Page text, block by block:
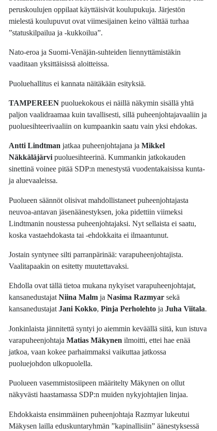
peruskoulujen oppilaat käyttäisivät koulupukuja. Järjestön
mielestä koulupuvut ovat viimesijainen keino välttää turhaa
”statuskilpailua ja -kukkoilua”.
Nato-eroa ja Suomi-Venäjän-suhteiden liennyttämistäkin
vaaditaan yksittäisissä aloitteissa.
Puoluehallitus ei kannata näitäkään esityksiä.
TAMPEREEN puoluekokous ei näillä näkymin sisällä yhtä
paljon vaalidraamaa kuin tavallisesti, sillä puheenjohtajavaaliin ja
puoluesihteerivaaliin on kumpaankin saatu vain yksi ehdokas.
Antti Lindtmanjatkaa puheenjohtajana jaMikkel
Näkkäläjärvipuoluesihteerinä. Kummankin jatkokauden
sinettinä voinee pitää SDP:n menestystä vuodentakaisissa kunta-
ja aluevaaleissa.
Puolueen säännöt olisivat mahdollistaneet puheenjohtajasta
neuvoa-antavan jäsenäänestyksen, joka pidettiin viimeksi
Lindtmanin noustessa puheenjohtajaksi. Nyt sellaista ei saatu,
koska vastaehdokasta tai -ehdokkaita ei ilmaantunut.
Jostain syntynee silti parranpärinää: varapuheenjohtajista.
Vaalitapaakin on esitetty muutettavaksi.
Ehdolla ovat tällä tietoa mukana nykyiset varapuheenjohtajat,
kansanedustajatNiina Malm jaNasima Razmyarsekä
kansanedustajatJani Kokko,Pinja Perholehto jaJuha Viitala.
Jonkinlaista jännitettä syntyi jo aiemmin keväällä siitä, kun istuva
varapuheenjohtaja Matias Mäkynen ilmoitti, ettei hae enää
jatkoa, vaan kokee parhaimmaksi vaikuttaa jatkossa
puoluejohdon ulkopuolella.
Puolueen vasemmistosiipeen määritelty Mäkynen on ollut
näkyvästi haastamassa SDP:n muiden nykyjohtajien linjaa.
Ehdokkaista ensimmäinen puheenjohtaja Razmyar lukeutui
Mäkysen lailla eduskuntaryhmän ”kapinallisiin” äänestyksessä